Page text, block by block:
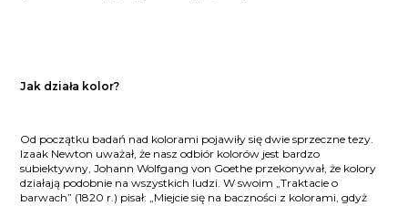
Jak działa kolor?
Od początku badań nad kolorami pojawiły się dwie sprzeczne tezy.
Izaak Newton uważał, że nasz odbiór kolorów jest bardzo
subiektywny, Johann Wolfgang von Goethe przekonywał, że kolory
działają podobnie na wszystkich ludzi. W swoim „Traktacie o
barwach” (1820 r.) pisał: „Miejcie się na baczności z kolorami, gdyż